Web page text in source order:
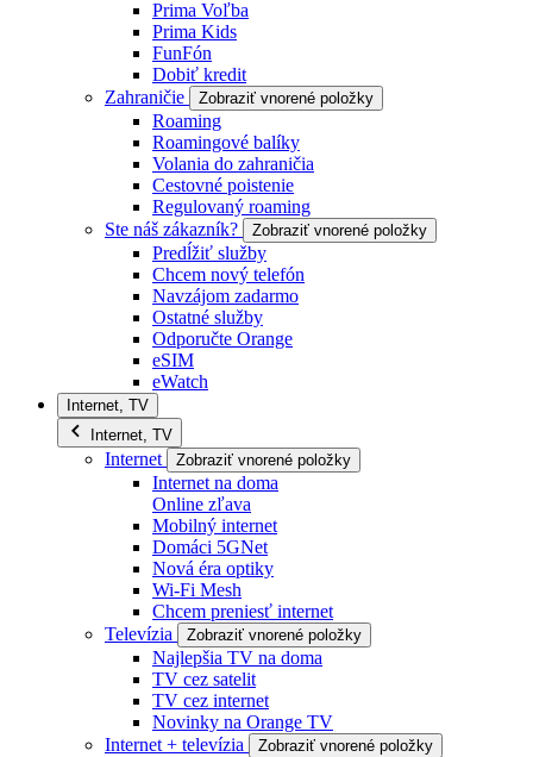
Prima Voľba
Prima Kids
FunFón
Dobiť kredit
Zahraničie
Zobraziť vnorené položky
Roaming
Roamingové balíky
Volania do zahraničia
Cestovné poistenie
Regulovaný roaming
Ste náš zákazník?
Zobraziť vnorené položky
Predĺžiť služby
Chcem nový telefón
Navzájom zadarmo
Ostatné služby
Odporučte Orange
eSIM
eWatch
Internet, TV
Internet, TV
Internet Zobraziť vnorené položky
Internet na doma
Online zľava
Mobilný internet
Domáci 5GNet
Nová éra optiky
Wi-Fi Mesh
Chcem preniesť internet
Televízia
Zobraziť vnorené položky
Najlepšia TV na doma
TV cez satelit
TV cez internet
Novinky na Orange TV
Internet + televízia
Zobraziť vnorené položky